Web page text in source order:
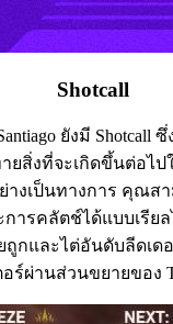
Shotcall
ยังมี Shotcall
ยสิ่งที่จะเกิดขึ้นต่อไป
างเป็นทางการ คุณส
การคลัตช์ได้แบบเรีย
กและไต่อันดับลีดเด
ร์ผ่านส่วนขยายของ